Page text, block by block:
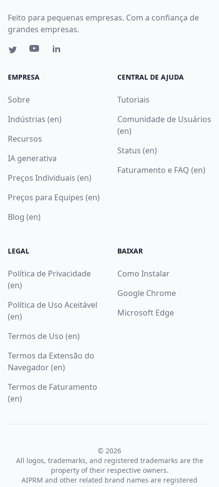
Feito para pequenas empresas. Com a confiança de
grandes empresas.
EMPRESA
Sobre
Indústrias (en)
Recursos
IA generativa
Preços Individuais (en)
Preços para Equipes (en)
Blog (en)
CENTRAL DE AJUDA
Tutoriais
Comunidade de Usuários
(en)
Status (en)
Faturamento e FAQ (en)
LEGAL
Política de Privacidade
(en)
Política de Uso Aceitável
(en)
Termos de Uso (en)
Termos da Extensão do
Navegador (en)
Termos de Faturamento
(en)
BAIXAR
Como Instalar
Google Chrome
Microsoft Edge
© 2026
All logos, trademarks, and registered trademarks are the
property of their respective owners.
AIPRM and other related brand names are registered